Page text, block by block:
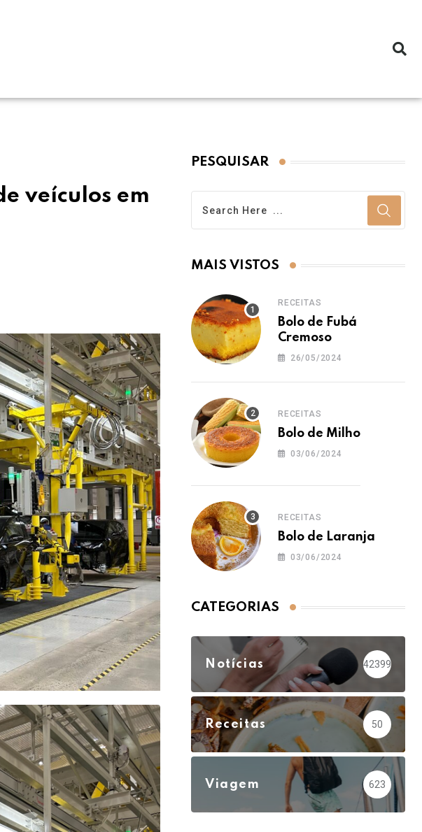
veículos em
PESQUISAR
MAIS VISTOS
RECEITAS
Bolo de Fubá
Cremoso
26/05/2024
RECEITAS
Bolo de Milho
03/06/2024
RECEITAS
Bolo de Laranja
03/06/2024
CATEGORIAS
Notícias 42399
Receitas 50
Viagem 623